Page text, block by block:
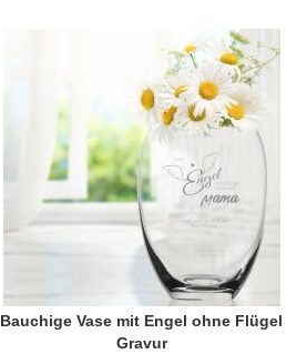
Bauchige Vase mit Engel ohne Flügel
Gravur